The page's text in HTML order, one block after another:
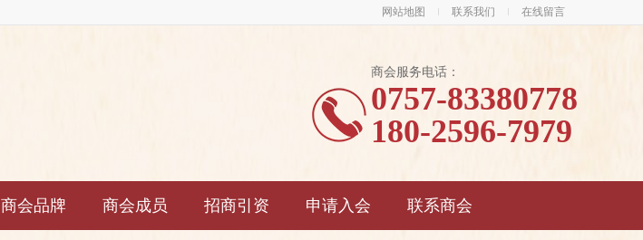
网站地图 联系我们 在线留言
商会服务电话：
0757-83380778
180-2596-7979
商会品牌 商会成员 招商引资 申请入会 联系商会